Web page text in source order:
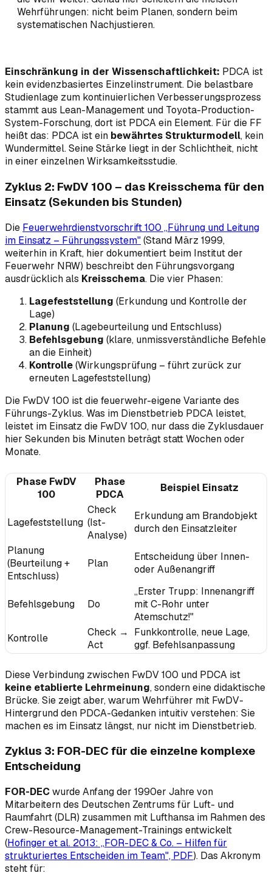
Wehrführungen: nicht beim Planen, sondern beim
systematischen Nachjustieren.
Einschränkung in der Wissenschaftlichkeit: PDCA ist
kein evidenzbasiertes Einzelinstrument. Die belastbare
Studienlage zum kontinuierlichen Verbesserungsprozess
stammt aus Lean-Management und Toyota-Production-
System-Forschung, dort ist PDCAein Element. Für die FF
heißt das: PDCA ist ein bewährtes Strukturmodell, kein
Wundermittel. Seine Stärke liegt in der Schlichtheit, nicht
in einer einzelnen Wirksamkeitsstudie.
Zyklus 2: FwDV 100 – das Kreisschema für den
Einsatz (Sekunden bis Stunden)
Die Feuerwehrdienstvorschrift 100 „Führung und Leitung
im Einsatz – Führungssystem"(Stand März 1999,
weiterhin in Kraft, hier dokumentiert beim Institut der
Feuerwehr NRW) beschreibt den Führungsvorgang
ausdrücklich als Kreisschema. Die vier Phasen:
Lagefeststellung (Erkundung und Kontrolle der
Lage)
Planung (Lagebeurteilung und Entschluss)
Befehlsgebung (klare, unmissverständliche Befehle
an die Einheit)
Kontrolle(Wirkungsprüfung – führt zurück zur
erneuten Lagefeststellung)
Die FwDV 100 ist die feuerwehr-eigene Variante des
Führungs-Zyklus. Was im Dienstbetrieb PDCA leistet,
leistet im Einsatz die FwDV 100, nur dass die Zyklusdauer
hier Sekunden bis Minuten beträgt statt Wochen oder
Monate.
Phase FwDV
100
Phase
PDCA
Beispiel Einsatz
Lagefeststellung
Check
(Ist-
Analyse)
Erkundung am Brandobjekt
durch den Einsatzleiter
Planung
(Beurteilung +
Entschluss)
Plan
Entscheidung über Innen-
oder Außenangriff
Befehlsgebung Do
„Erster Trupp: Innenangriff
mit C-Rohr unter
Atemschutz!"
Kontrolle
Check →
Act
Funkkontrolle, neue Lage,
ggf. Befehlsanpassung
Diese Verbindung zwischen FwDV 100 und PDCA ist
keine etablierte Lehrmeinung, sondern eine didaktische
Brücke. Sie zeigt aber, warum Wehrführer mit FwDV-
Hintergrund den PDCA-Gedanken intuitiv verstehen: Sie
machen es im Einsatz längst, nur nicht im Dienstbetrieb.
Zyklus 3: FOR-DEC für die einzelne komplexe
Entscheidung
FOR-DECwurde Anfang der 1990er Jahre von
Mitarbeitern des Deutschen Zentrums für Luft- und
Raumfahrt (DLR) zusammen mit Lufthansa im Rahmen des
Crew-Resource-Management-Trainings entwickelt
(Hofinger et al. 2013: „FOR-DEC & Co. – Hilfen für
strukturiertes Entscheiden im Team", PDF). Das Akronym
steht für: